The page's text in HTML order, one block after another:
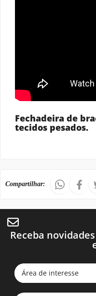
Fechadeira de
tecidos pesados.
Compartilhar:
Receba
Área de interesse